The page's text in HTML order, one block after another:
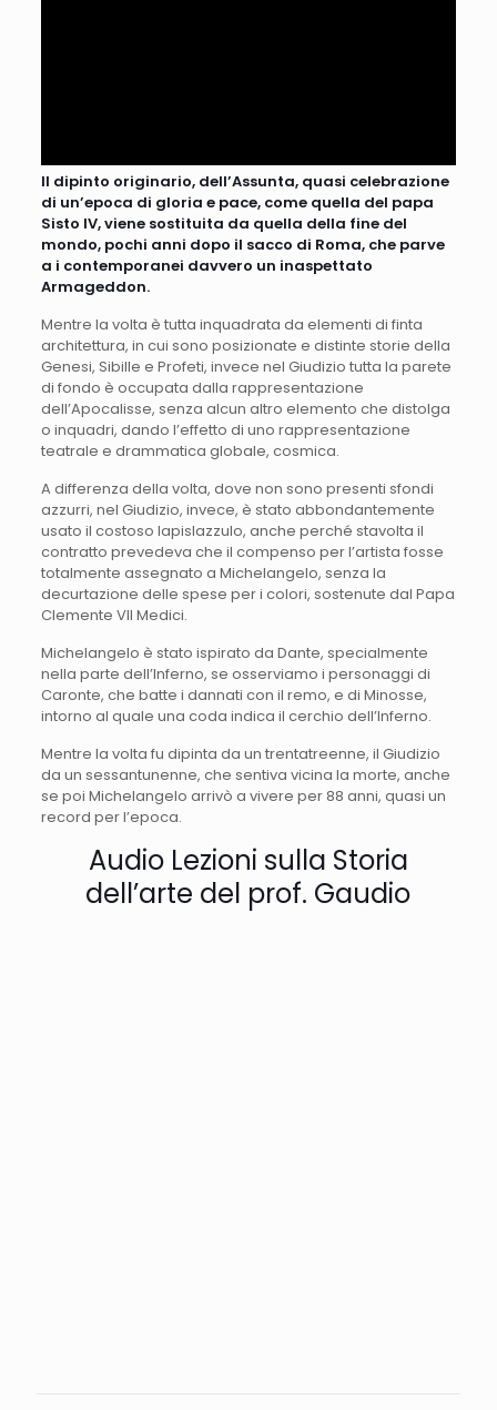
Il dipinto originario, dell’Assunta, quasi celebrazione
di un’epoca di gloria e pace, come quella del papa
Sisto IV, viene sostituita da quella della fine del
mondo, pochi anni dopo il sacco di Roma, che parve
a i contemporanei davvero un inaspettato
Armageddon.
Mentre la volta è tutta inquadrata da elementi di finta
architettura, in cui sono posizionate e distinte storie della
Genesi, Sibille e Profeti, invece nel Giudizio tutta la parete
di fondo è occupata dalla rappresentazione
dell’Apocalisse, senza alcun altro elemento che distolga
o inquadri, dando l’effetto di uno rappresentazione
teatrale e drammatica globale, cosmica.
A differenza della volta, dove non sono presenti sfondi
azzurri, nel Giudizio, invece, è stato abbondantemente
usato il costoso lapislazzulo, anche perché stavolta il
contratto prevedeva che il compenso per l’artista fosse
totalmente assegnato a Michelangelo, senza la
decurtazione delle spese per i colori, sostenute dal Papa
Clemente VII Medici.
Michelangelo è stato ispirato da Dante, specialmente
nella parte dell’Inferno, se osserviamo i personaggi di
Caronte, che batte i dannati con il remo, e di Minosse,
intorno al quale una coda indica il cerchio dell’Inferno.
Mentre la volta fu dipinta da un trentatreenne, il Giudizio
da un sessantunenne, che sentiva vicina la morte, anche
se poi Michelangelo arrivò a vivere per 88 anni, quasi un
record per l’epoca.
Audio Lezioni sulla Storia
dell’arte del prof. Gaudio